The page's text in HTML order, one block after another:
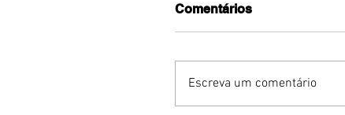
Comentários
Escreva um comentário